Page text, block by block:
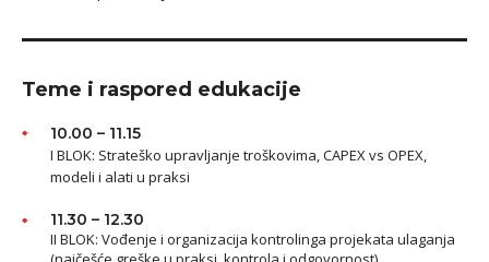
Teme i raspored edukacije
10.00 – 11.15
I BLOK: Strateško upravljanje troškovima, CAPEX vs OPEX,
modeli i alati u praksi
11.30 – 12.30
II BLOK: Vođenje i organizacija kontrolinga projekata ulaganja